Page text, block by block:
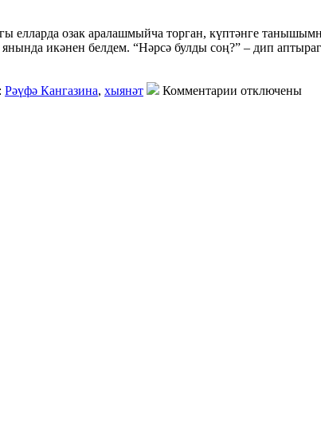
елларда озак аралашмыйча торган, күптәнге
икәнен белдем. “Нәрсә булды соң?” – дип
Рәүфә Кангазина, хыянәт
Комментарии отключены